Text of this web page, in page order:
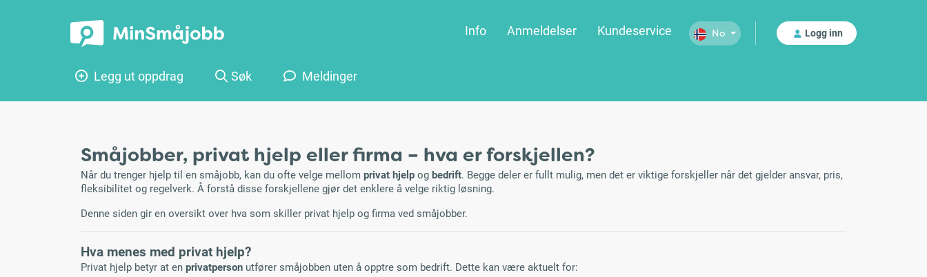
Info Anmeldelser Kundeservice No Logg inn
Legg ut oppdrag Søk Meldinger
Småjobber, privat hjelp eller firma – hva er forskjellen?
Når du trenger hjelp til en småjobb, kan du ofte velge mellom privat hjelp og bedrift. Begge deler er fullt mulig, men det er viktige forskjeller når det gjelder ansvar, pris,
fleksibilitet og regelverk. Å forstå disse forskjellene gjør det enklere å velge riktig løsning.
Denne siden gir en oversikt over hva som skiller privat hjelp og firma ved småjobber.
Hva menes med privat hjelp?
Privat hjelp betyr at en privatperson utfører småjobben uten å opptre som bedrift. Dette kan være aktuelt for: